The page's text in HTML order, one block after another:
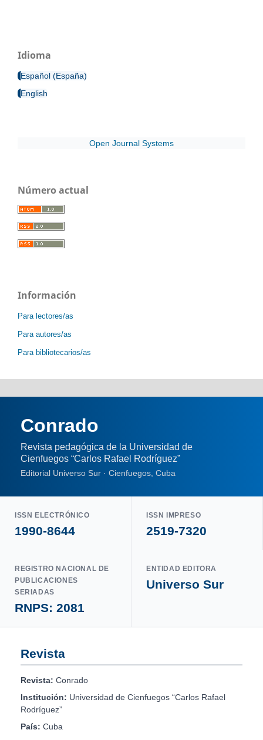
Idioma
Español (España)
English
Open Journal Systems
Número actual
Información
Para lectores/as
Para autores/as
Para bibliotecarios/as
Conrado
Revista pedagógica de la Universidad de
Cienfuegos “Carlos Rafael Rodríguez”
Editorial Universo Sur · Cienfuegos, Cuba
ISSN ELECTRÓNICO
1990-8644
ISSN IMPRESO
2519-7320
REGISTRO NACIONAL DE
PUBLICACIONES
SERIADAS
RNPS: 2081
ENTIDAD EDITORA
Universo Sur
Revista
Revista: Conrado
Institución: Universidad de Cienfuegos “Carlos Rafael
Rodríguez”
País: Cuba